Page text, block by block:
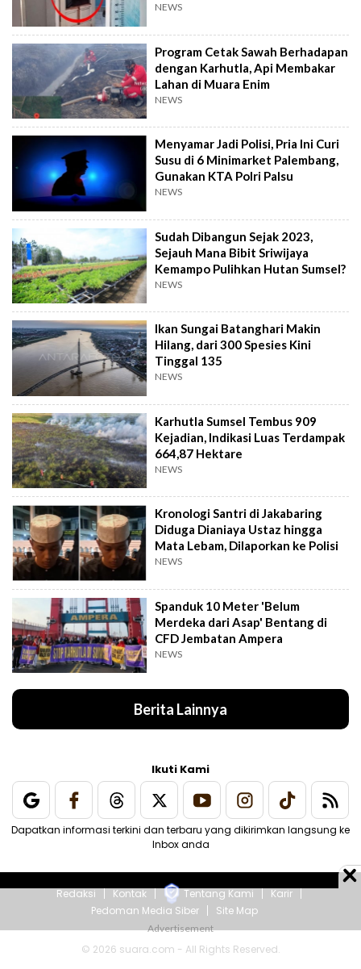
NEWS
Program Cetak Sawah Berhadapan
dengan Karhutla, Api Membakar
Lahan di Muara Enim
NEWS
Menyamar Jadi Polisi, Pria Ini Curi
Susu di 6 Minimarket Palembang,
Gunakan KTA Polri Palsu
NEWS
Sudah Dibangun Sejak 2023,
Sejauh Mana Bibit Sriwijaya
Kemampo Pulihkan Hutan Sumsel?
NEWS
Ikan Sungai Batanghari Makin
Hilang, dari 300 Spesies Kini
Tinggal 135
NEWS
Karhutla Sumsel Tembus 909
Kejadian, Indikasi Luas Terdampak
664,87 Hektare
NEWS
Kronologi Santri di Jakabaring
Diduga Dianiaya Ustaz hingga
Mata Lebam, Dilaporkan ke Polisi
NEWS
Spanduk 10 Meter 'Belum
Merdeka dari Asap' Bentang di
CFD Jembatan Ampera
NEWS
Berita Lainnya
Ikuti Kami
Dapatkan informasi terkini dan terbaru yang dikirimkan langsung ke
Inbox anda
Redaksi Kontak Tentang Kami
Karir
Pedoman Media Siber
Site Map
© 2026 suara.com - All Rights Reserved.